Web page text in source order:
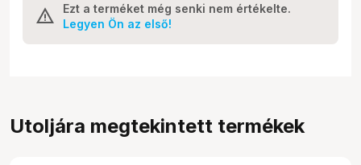
Ezt a terméket még senki nem értékelte.
Legyen Ön az első!
Utoljára megtekintett termékek